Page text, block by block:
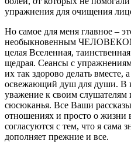
упражнения для очищения
Но самое для меня главное –
необыкновенным
целая Вселенная,
щедрая. Сеансы с
их так здорово делать вместе,
освежающий душ для души.
уважение к своим слушателям
сюсюканья. Все Ваши
отношениях и просто о жизни
согласуются с тем, что я сама
дополняет прежние и все.